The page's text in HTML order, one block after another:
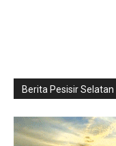
Berita Pesisir Selatan